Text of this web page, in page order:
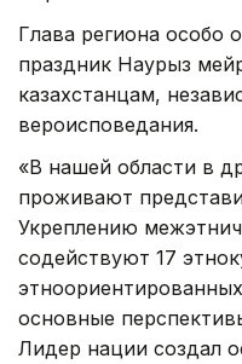
Глава региона особо
праздник Наурыз
казахстанцам,
вероисповедания.
«В нашей области в
проживают
Укреплению
содействуют 17
основные
Лидер нации создал